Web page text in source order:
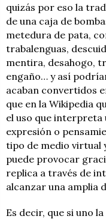
quizás por eso la
de una caja de
metedura de pata,
trabalenguas,
mentira, desahogo,
engaño… y así
acaban convertidos
que en la Wikipedia
el uso que interpreta
expresión o
tipo de medio virtual
puede provocar
replica a través de
alcanzar una amplia
Es decir, que si uno